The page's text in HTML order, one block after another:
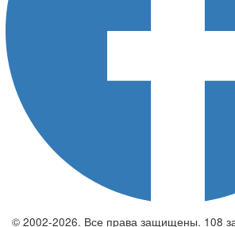
© 2002-2026. Все права защищены. 108